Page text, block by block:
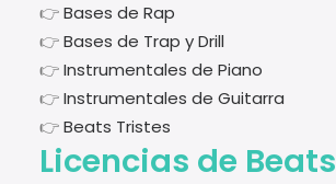
👉Bases de Rap
👉Bases de Trap y Drill
👉Instrumentales de Piano
👉Instrumentales de Guitarra
👉Beats Tristes
Licencias de Beats